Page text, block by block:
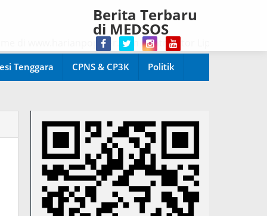
Berita Terbaru
di MEDSOS
www.harianpopuler.com Kontributor Liputan
Tenggara CPNS & CP3K Politik